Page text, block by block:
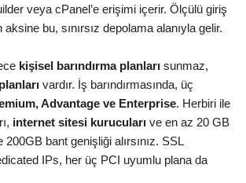
veya cPanel’e erişimi içerir. Ölçülü giriş
aksine bu, sınırsız depolama alanıyla gelir.
kişisel barındırma planları sunmaz,
vardır. İş barındırmasında, üç
Advantage ve Enterprise. Herbiri ile
internet sitesi kurucuları ve en az 20 GB
200GB bant genişliği alırsınız. SSL
IPs, her üç PCI uyumlu plana da